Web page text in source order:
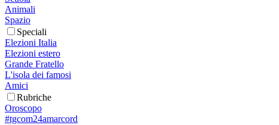
Animali
Spazio
Speciali
Elezioni Italia
Elezioni estero
Grande Fratello
L'isola dei famosi
Amici
Rubriche
Oroscopo
#tgcom24amarcord